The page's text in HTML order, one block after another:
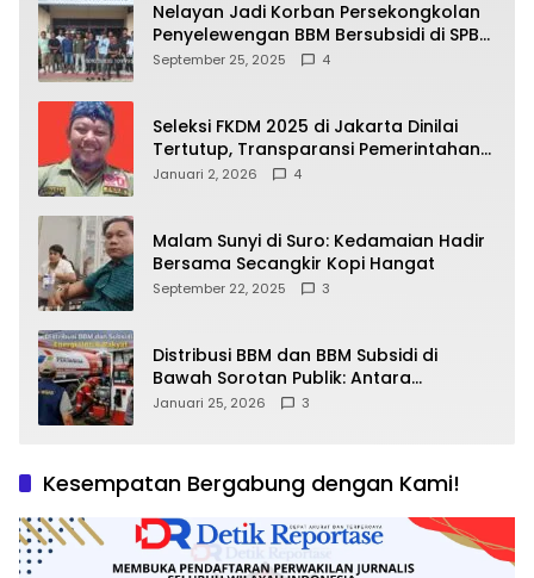
Nelayan Jadi Korban Persekongkolan
Penyelewengan BBM Bersubsidi di SPBU
64.78809 Teluk Batang
September 25, 2025 4
Seleksi FKDM 2025 di Jakarta Dinilai
Tertutup, Transparansi Pemerintahan
Pramono–Rano Dipertanyakan
Januari 2, 2026 4
Malam Sunyi di Suro: Kedamaian Hadir
Bersama Secangkir Kopi Hangat
September 22, 2025 3
Distribusi BBM dan BBM Subsidi di
Bawah Sorotan Publik: Antara
Kepentingan Negara, Hak Konsumen,
Januari 25, 2026 3
Kesempatan Bergabung dengan Kami!